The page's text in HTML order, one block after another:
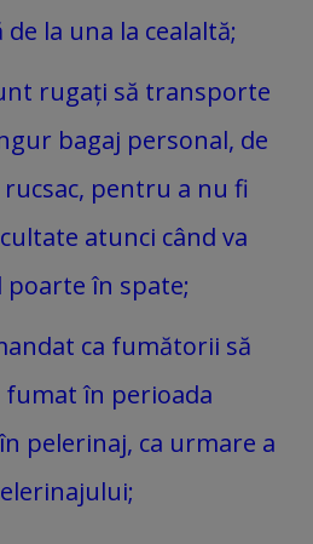
la una la cealaltă;
rugați să transporte
bagaj personal, de
pentru a nu fi
atunci când va
în spate;
ca fumătorii să
în perioada
pelerinaj, ca urmare a